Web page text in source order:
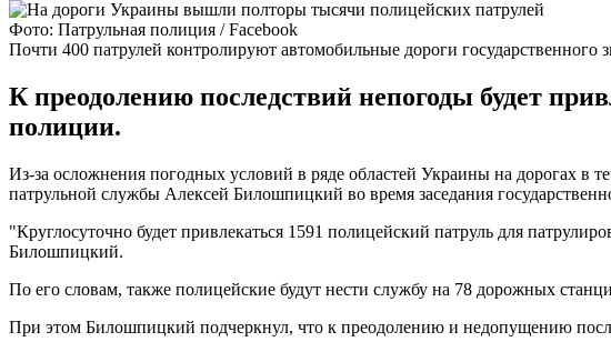
Фото: Патрульная полиция / Facebook
Почти 400 патрулей контролируют автомобильные дороги государственного
К преодолению последствий непогоды будет
полиции.
Из-за осложнения погодных условий в ряде областей Украины на дорогах в
патрульной службы Алексей Билошпицкий во время заседания
"Круглосуточно будет привлекаться 1591 полицейский патруль для
Билошпицкий.
По его словам, также полицейские будут нести службу на 78 дорожных
При этом Билошпицкий подчеркнул, что к преодолению и недопущению